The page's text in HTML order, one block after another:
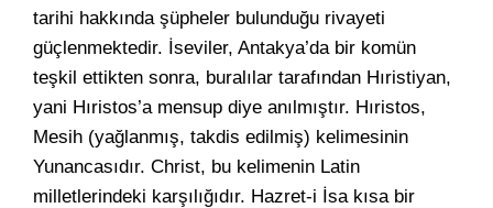
tarihi hakkında şüpheler bulunduğu rivayeti
güçlenmektedir. İseviler, Antakya’da bir komün
teşkil ettikten sonra, buralılar tarafından Hıristiyan,
yani Hıristos’a mensup diye anılmıştır. Hıristos,
Mesih (yağlanmış, takdis edilmiş) kelimesinin
Yunancasıdır. Christ, bu kelimenin Latin
milletlerindeki karşılığıdır. Hazret-i İsa kısa bir